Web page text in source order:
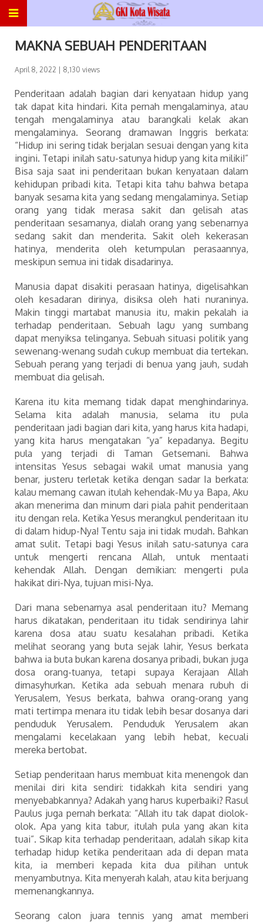
MAKNA SEBUAH PENDERITAAN
April 8, 2022 | 8,130 views
Penderitaan adalah bagian dari kenyataan hidup yang
tak dapat kita hindari. Kita pernah mengalaminya, atau
tengah mengalaminya atau barangkali kelak akan
mengalaminya. Seorang dramawan Inggris berkata:
“Hidup ini sering tidak berjalan sesuai dengan yang kita
ingini. Tetapi inilah satu-satunya hidup yang kita miliki!”
Bisa saja saat ini penderitaan bukan kenyataan dalam
kehidupan pribadi kita. Tetapi kita tahu bahwa betapa
banyak sesama kita yang sedang mengalaminya. Setiap
orang yang tidak merasa sakit dan gelisah atas
penderitaan sesamanya, dialah orang yang sebenarnya
sedang sakit dan menderita. Sakit oleh kekerasan
hatinya, menderita oleh ketumpulan perasaannya,
meskipun semua ini tidak disadarinya.
Manusia dapat disakiti perasaan hatinya, digelisahkan
oleh kesadaran dirinya, disiksa oleh hati nuraninya.
Makin tinggi martabat manusia itu, makin pekalah ia
terhadap penderitaan. Sebuah lagu yang sumbang
dapat menyiksa telinganya. Sebuah situasi politik yang
sewenang-wenang sudah cukup membuat dia tertekan.
Sebuah perang yang terjadi di benua yang jauh, sudah
membuat dia gelisah.
Karena itu kita memang tidak dapat menghindarinya.
Selama kita adalah manusia, selama itu pula
penderitaan jadi bagian dari kita, yang harus kita hadapi,
yang kita harus mengatakan “ya” kepadanya. Begitu
pula yang terjadi di Taman Getsemani. Bahwa
intensitas Yesus sebagai wakil umat manusia yang
benar, justeru terletak ketika dengan sadar Ia berkata:
kalau memang cawan itulah kehendak-Mu ya Bapa, Aku
akan menerima dan minum dari piala pahit penderitaan
itu dengan rela. Ketika Yesus merangkul penderitaan itu
di dalam hidup-Nya! Tentu saja ini tidak mudah. Bahkan
amat sulit. Tetapi bagi Yesus inilah satu-satunya cara
untuk mengerti rencana Allah, untuk mentaati
kehendak Allah. Dengan demikian: mengerti pula
hakikat diri-Nya, tujuan misi-Nya.
Dari mana sebenarnya asal penderitaan itu? Memang
harus dikatakan, penderitaan itu tidak sendirinya lahir
karena dosa atau suatu kesalahan pribadi. Ketika
melihat seorang yang buta sejak lahir, Yesus berkata
bahwa ia buta bukan karena dosanya pribadi, bukan juga
dosa orang-tuanya, tetapi supaya Kerajaan Allah
dimasyhurkan. Ketika ada sebuah menara rubuh di
Yerusalem, Yesus berkata, bahwa orang-orang yang
mati tertimpa menara itu tidak lebih besar dosanya dari
penduduk Yerusalem. Penduduk Yerusalem akan
mengalami kecelakaan yang lebih hebat, kecuali
mereka bertobat.
Setiap penderitaan harus membuat kita menengok dan
menilai diri kita sendiri: tidakkah kita sendiri yang
menyebabkannya? Adakah yang harus kuperbaiki? Rasul
Paulus juga pernah berkata: “Allah itu tak dapat diolok-
olok. Apa yang kita tabur, itulah pula yang akan kita
tuai”. Sikap kita terhadap penderitaan, adalah sikap kita
terhadap hidup ketika penderitaan ada di depan mata
kita, ia memberi kepada kita dua pilihan untuk
menyambutnya. Kita menyerah kalah, atau kita berjuang
memenangkannya.
Seorang calon juara tennis yang amat memberi